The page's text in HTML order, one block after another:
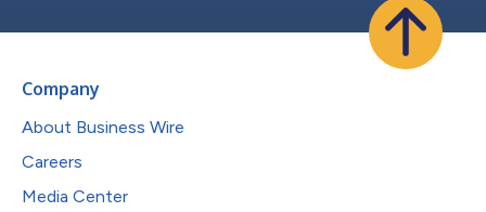
Company
About Business Wire
Careers
Media Center